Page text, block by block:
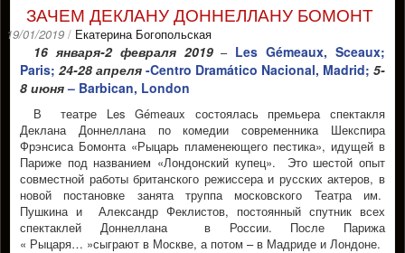
ЗАЧЕМ ДЕКЛАНУ ДОННЕЛЛАНУ БОМОНТ
19/01/2019 / Екатерина Богопольская
16 января-2 февраля 2019–Les Gémeaux, Sceaux;
Paris; 24-28 апреля -Centro Dramático Nacional, Madrid; 5-
8 июня– Barbican, London
В театре Les Gémeaux состоялась премьера спектакля
Деклана Доннеллана по комедии современника Шекспира
Фрэнсиса Бомонта «Рыцарь пламенеющего пестика», идущей в
Париже под названием «Лондонский купец». Это шестой опыт
совместной работы британского режиссера и русских актеров, в
новой постановке занята труппа московского Театра им.
Пушкина и Александр Феклистов, постоянный спутник всех
спектаклей Доннеллана в России. После Парижа
« Рыцаря… »сыграют в Москве, а потом – в Мадриде и Лондоне.